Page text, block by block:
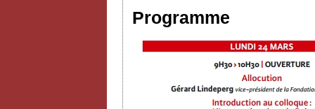
Programme